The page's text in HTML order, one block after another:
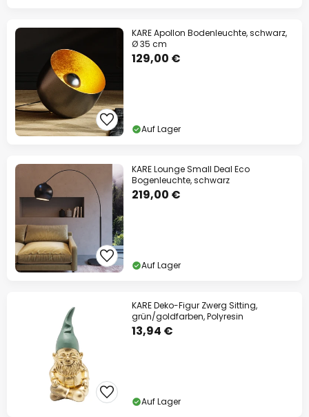
KARE Apollon Bodenleuchte, schwarz,
Ø 35 cm
129,00 €
Auf Lager
KARE Lounge Small Deal Eco
Bogenleuchte, schwarz
219,00 €
Auf Lager
KARE Deko-Figur Zwerg Sitting,
grün/goldfarben, Polyresin
13,94 €
Auf Lager